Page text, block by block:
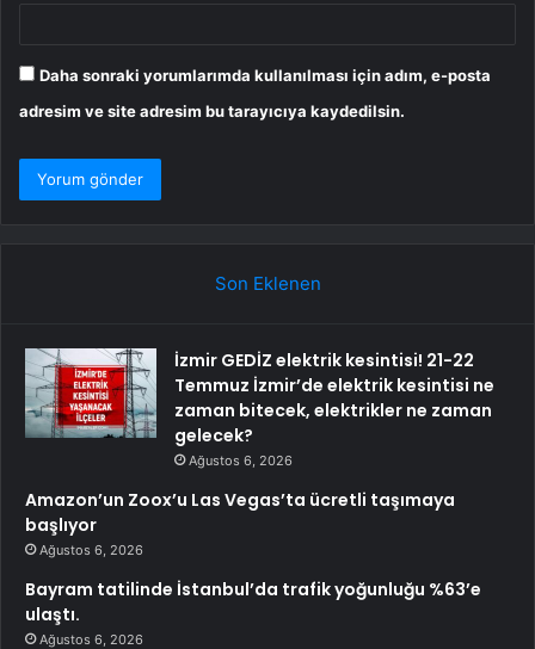
Daha sonraki yorumlarımda kullanılması için adım, e-posta
adresim ve site adresim bu tarayıcıya kaydedilsin.
Son Eklenen
İzmir GEDİZ elektrik kesintisi! 21-22
Temmuz İzmir’de elektrik kesintisi ne
zaman bitecek, elektrikler ne zaman
gelecek?
Ağustos 6, 2026
Amazon’un Zoox’u Las Vegas’ta ücretli taşımaya
başlıyor
Ağustos 6, 2026
Bayram tatilinde İstanbul’da trafik yoğunluğu %63’e
ulaştı.
Ağustos 6, 2026